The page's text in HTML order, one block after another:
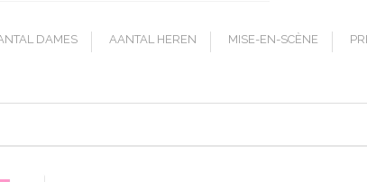
DAMES AANTAL HEREN MISE-EN-SCÈNE